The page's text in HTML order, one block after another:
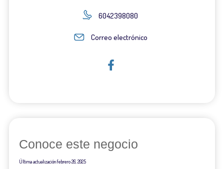
6042398080
Correo electrónico
Conoce este negocio
Última actualizaciónfebrero 26, 2025